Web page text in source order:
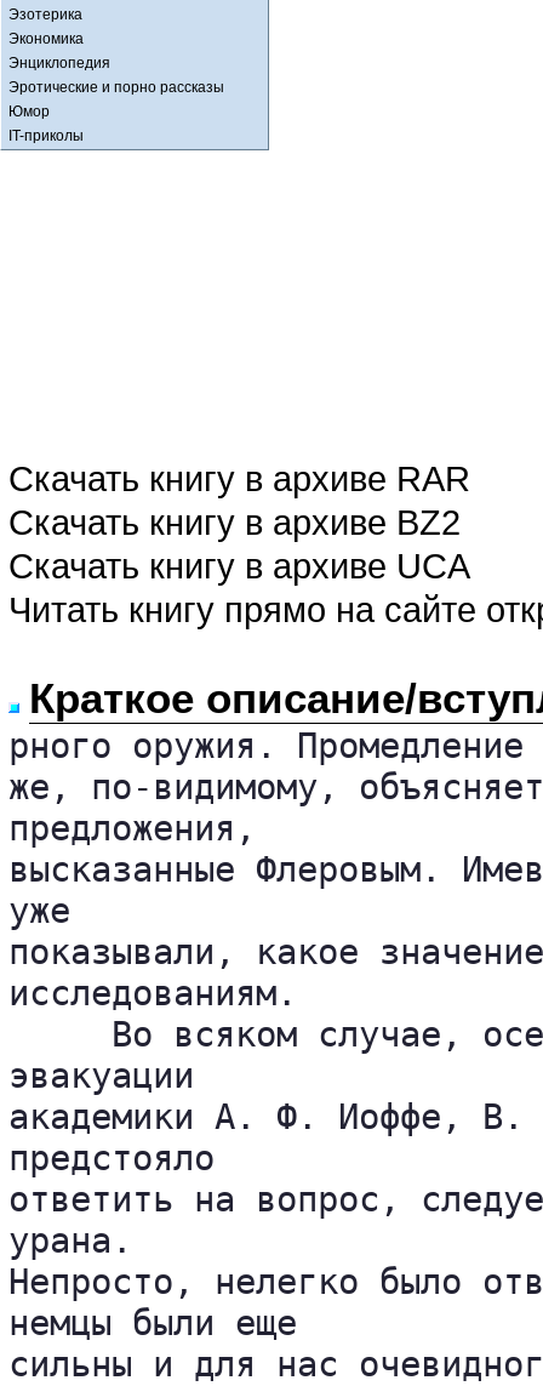
Эзотерика
Экономика
Энциклопедия
Эротические и порно рассказы
Юмор
IT-приколы
Скачать книгу в архиве RAR
Скачать книгу в архиве BZ2
Скачать книгу в архиве UCA
Читать книгу прямо на сайте
Краткое описание/
рного оружия. Промедление
же, по-видимому,
предложения,
высказанные Флеровым.
уже
показывали, какое
исследованиям.
Во всяком случае,
эвакуации
академики А. Ф. Иоффе,
предстояло
ответить на вопрос,
урана.
Непросто, нелегко было
немцы были еще
сильны и для нас